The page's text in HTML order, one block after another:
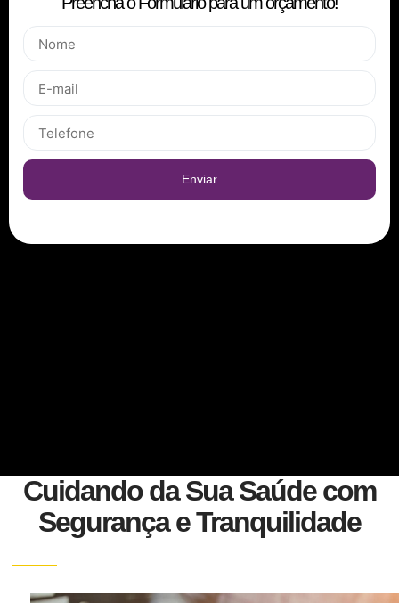
Enviar
Cuidando da Sua Saúde com
Segurança e Tranquilidade